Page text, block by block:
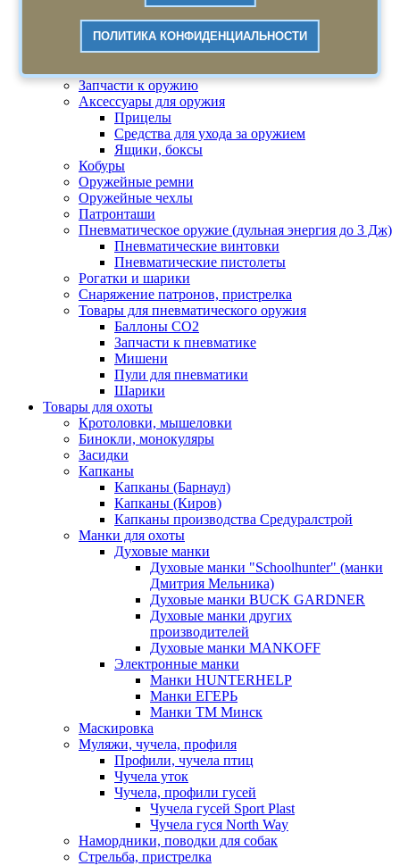
Шапки, маски, балаклавы
Маски, балаклавы
Шапки
Штормовки, дождевики, плащи
Запчасти к оружию
Аксессуары для оружия
Прицелы
Средства для ухода за оружием
Ящики, боксы
Кобуры
Оружейные ремни
Оружейные чехлы
Патронташи
Пневматическое оружие (дульная энергия до 3 Дж)
Пневматические винтовки
Пневматические пистолеты
Рогатки и шарики
Снаряжение патронов, пристрелка
Товары для пневматического оружия
Баллоны СО2
Запчасти к пневматике
Мишени
Пули для пневматики
Шарики
Товары для охоты
Кротоловки, мышеловки
Бинокли, монокуляры
Засидки
Капканы
Капканы (Барнаул)
Капканы (Киров)
Капканы производства Средуралстрой
Манки для охоты
Духовые манки
Духовые манки "Schoolhunter" (манки
Дмитрия Мельника)
Духовые манки BUCK GARDNER
Духовые манки других
производителей
Духовые манки MANKOFF
Электронные манки
Манки HUNTERHELP
Манки ЕГЕРЬ
Манки ТМ Минск
Маскировка
Муляжи, чучела, профиля
Профили, чучела птиц
Чучела уток
Чучела, профили гусей
Чучела гусей Sport Plast
Чучела гуся North Way
Намордники, поводки для собак
Стрельба, пристрелка
ПОЛИТИКА КОНФИДЕНЦИАЛЬНОСТИ